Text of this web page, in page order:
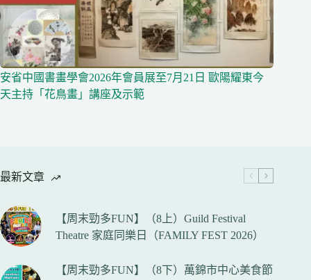
安省中國書畫學會2026年會員展至7月21日 歐陽耀東今
天主持「花鳥畫」講座及示範
最新文章
【周末勁多FUN】（8上）Guild Festival
Theatre 家庭同樂日（FAMILY FEST 2026）
【周末勁多FUN】（8下）萬錦市中心美食節